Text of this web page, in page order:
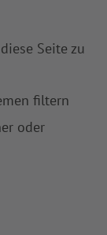
Seite zu
filtern
oder